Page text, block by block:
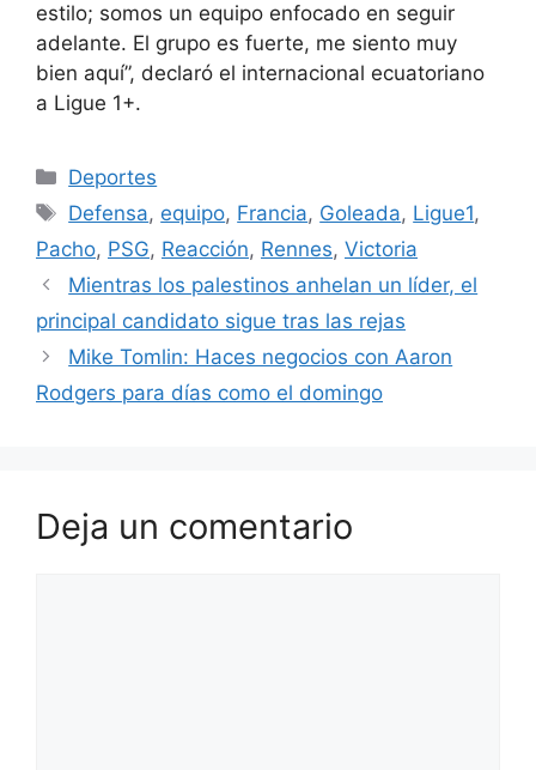
estilo; somos un equipo enfocado en seguir
adelante. El grupo es fuerte, me siento muy
bien aquí”, declaró el internacional ecuatoriano
a Ligue 1+.
Categorías
Deportes
Etiquetas
Defensa, equipo, Francia, Goleada, Ligue1,
Pacho, PSG, Reacción, Rennes, Victoria
Mientras los palestinos anhelan un líder, el
principal candidato sigue tras las rejas
Mike Tomlin: Haces negocios con Aaron
Rodgers para días como el domingo
Deja un comentario